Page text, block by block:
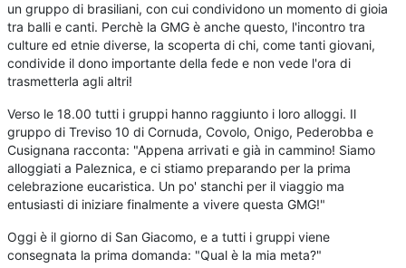
un gruppo di brasiliani, con cui condividono un momento di gioia
tra balli e canti. Perchè la GMG è anche questo, l'incontro tra
culture ed etnie diverse, la scoperta di chi, come tanti giovani,
condivide il dono importante della fede e non vede l'ora di
trasmetterla agli altri!
Verso le 18.00 tutti i gruppi hanno raggiunto i loro alloggi. Il
gruppo di Treviso 10 di Cornuda, Covolo, Onigo, Pederobba e
Cusignana racconta: "Appena arrivati e già in cammino! Siamo
alloggiati a Paleznica, e ci stiamo preparando per la prima
celebrazione eucaristica. Un po' stanchi per il viaggio ma
entusiasti di iniziare finalmente a vivere questa GMG!"
Oggi è il giorno di San Giacomo, e a tutti i gruppi viene
consegnata la prima domanda: "Qual è la mia meta?"